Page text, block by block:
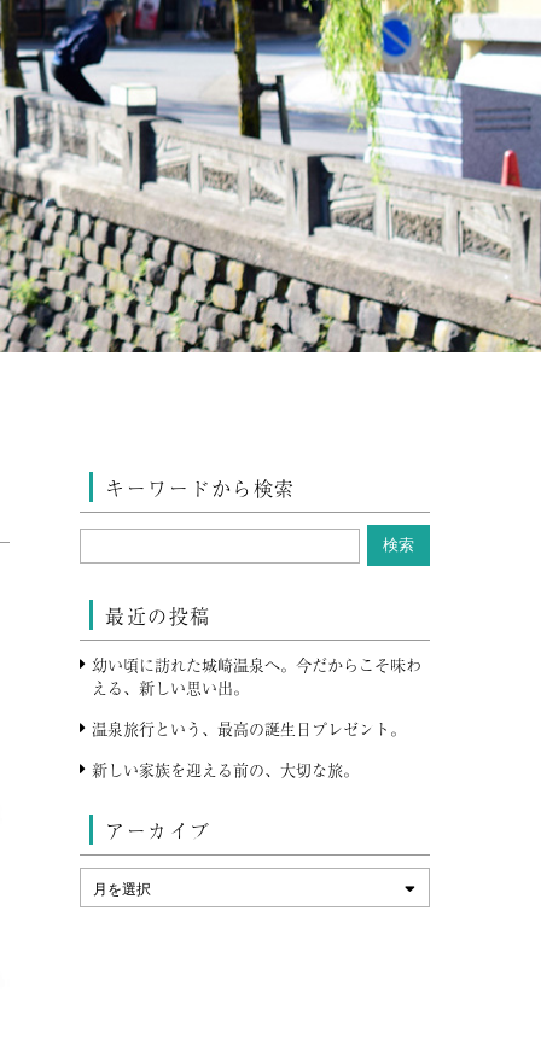
キーワードから検索
最近の投稿
幼い頃に訪れた城崎温泉へ。今だからこそ味わ
える、新しい思い出。
温泉旅行という、最高の誕生日プレゼント。
新しい家族を迎える前の、大切な旅。
アーカイブ